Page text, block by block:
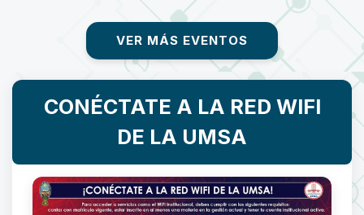
VER MÁS EVENTOS
CONÉCTATE A LA RED WIFI
DE LA UMSA